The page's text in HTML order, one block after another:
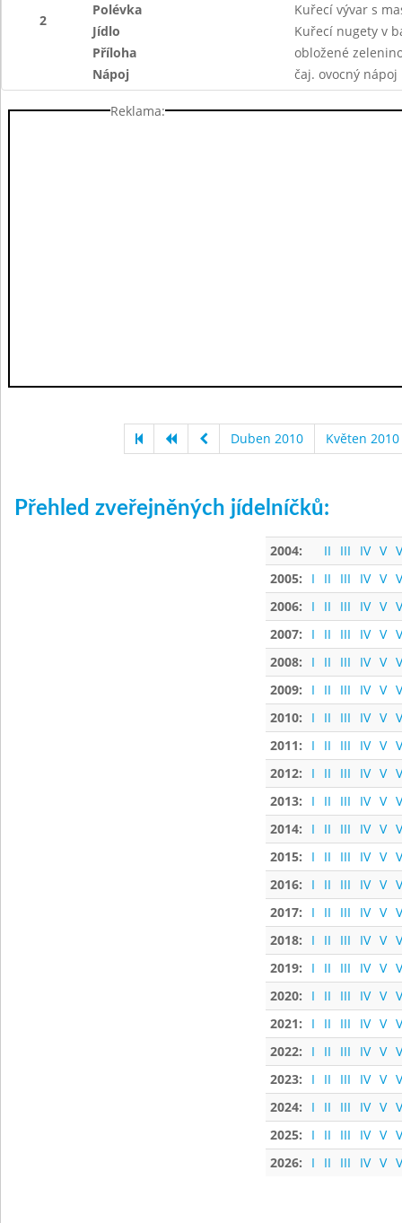
2
Polévka
Kuřecí vývar s
Jídlo
Kuřecí nugety v
Příloha
obložené
Nápoj
čaj. ovocný nápoj
Reklama:
Duben 2010 Květen 2010
Přehled zveřejněných jídelníčků:
2004: II III IV V
2005:
I II III IV V
2006:
I II III IV V
2007:
I II III IV V
2008:
I II III IV V
2009:
I II III IV V
2010:
I II III IV V
2011:
I II III IV V
2012:
I II III IV V
2013:
I II III IV V
2014:
I II III IV V
2015:
I II III IV V
2016:
I II III IV V
2017:
I II III IV V
2018:
I II III IV V
2019:
I II III IV V
2020:
I II III IV V
2021:
I II III IV V
2022:
I II III IV V
2023:
I II III IV V
2024:
I II III IV V
2025:
I II III IV V
2026:
I II III IV V